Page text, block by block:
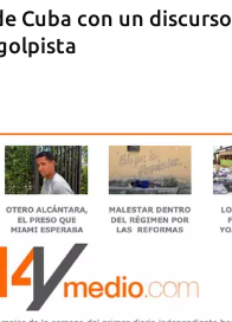
Cuba con un discurso